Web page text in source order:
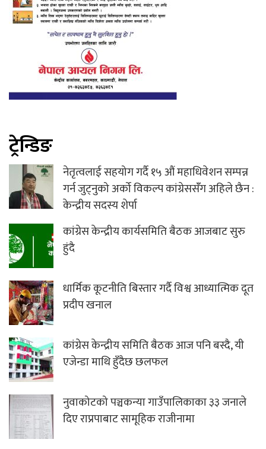
ट्रेन्डिङ
नेतृत्वलाई सहयोग गर्दै १५ औं महाधिवेशन सम्पन्न
गर्न जुट्नुको अर्को विकल्प कांग्रेससंँग अहिले छैन :
केन्द्रीय सदस्य शेर्पा
कांग्रेस केन्द्रीय कार्यसमिति बैठक आजबाट सुरु
हुंदै
धार्मिक कूटनीति बिस्तार गर्दै विश्व आध्यात्मिक दूत
प्रदीप खनाल
कांग्रेस केन्द्रीय समिति बैठक आज पनि बस्दै, यी
एजेन्डा माथि हुँदैछ छलफल
नुवाकोटको पञ्चकन्या गाउँपालिकाका ३३ जनाले
दिए राप्रपाबाट सामूहिक राजीनामा